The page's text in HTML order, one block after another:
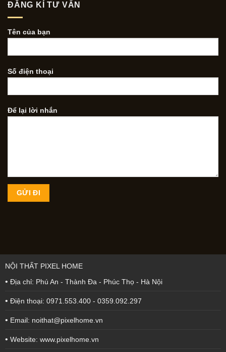
ĐĂNG KÍ TƯ VẤN
Tên của bạn
Số điện thoại
Để lại lời nhắn
NỘI THẤT PIXEL HOME
• Địa chỉ: Phú An - Thành Đa - Phúc Thọ - Hà Nội
• Điện thoại: 0971.553.400 - 0359.092.297
• Email: noithat@pixelhome.vn
• Website: www.pixelhome.vn